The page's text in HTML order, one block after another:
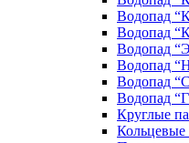
Водопад
Водопад
Водопад
Водопад
Водопад
Водопад
Круглые
Кольцевые